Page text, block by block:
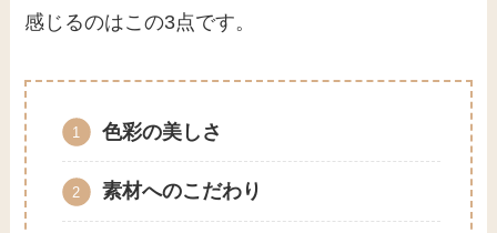
感じるのはこの3点です。
色彩の美しさ
素材へのこだわり